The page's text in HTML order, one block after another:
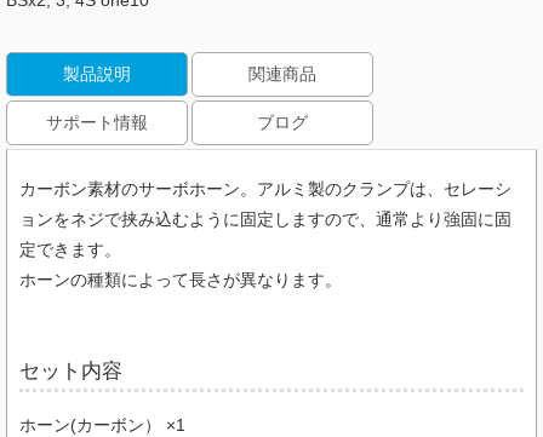
製品説明 関連商品
サポート情報 ブログ
カーボン素材のサーボホーン。アルミ製のクランプは、セレーシ
ョンをネジで挟み込むように固定しますので、通常より強固に固
定できます。
ホーンの種類によって長さが異なります。
セット内容
ホーン(カーボン） ×1